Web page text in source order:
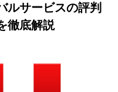
ルサービスの評判
徹底解説